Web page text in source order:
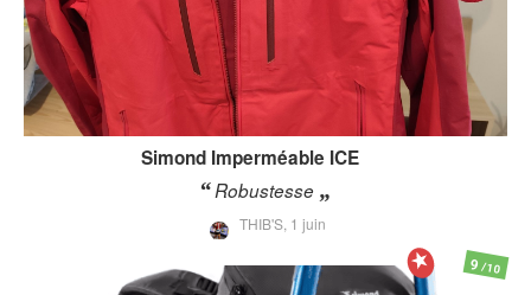
Simond Imperméable ICE
Robustesse
THIB'S, 1 juin
9/10